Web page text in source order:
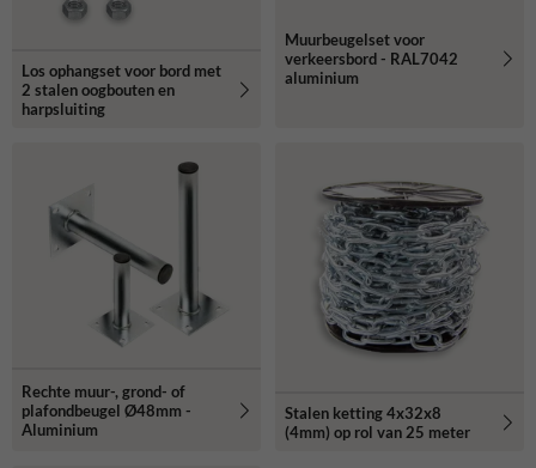
Los ophangset voor bord met
2 stalen oogbouten en
harpsluiting
Muurbeugelset voor
verkeersbord - RAL7042
aluminium
Rechte muur-, grond- of
plafondbeugel Ø48mm -
Aluminium
Stalen ketting 4x32x8
(4mm) op rol van 25 meter